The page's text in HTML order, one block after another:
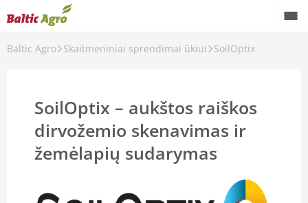
Baltic Agro Skaitmeniniai sprendimai ūkiui SoilOptix
SoilOptix – aukštos raiškos
dirvožemio skenavimas ir
žemėlapių sudarymas